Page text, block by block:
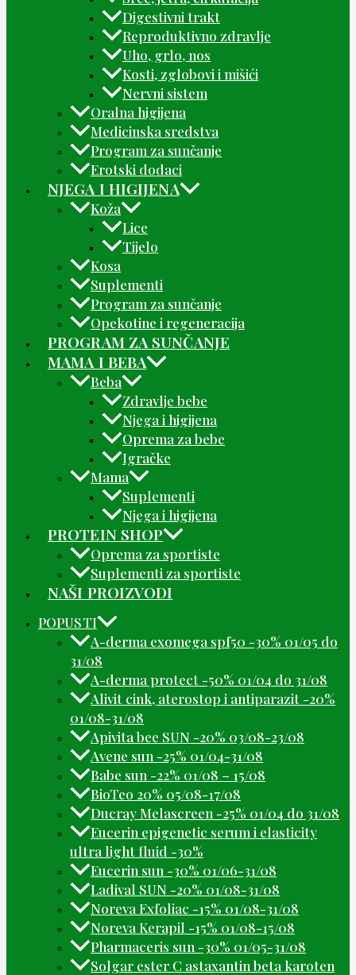
Digestivni trakt
Reproduktivno zdravlje
Uho, grlo, nos
Kosti, zglobovi i mišići
Nervni sistem
Oralna higijena
Medicinska sredstva
Program za sunčanje
Erotski dodaci
NJEGA I HIGIJENA
Koža
Lice
Tijelo
Kosa
Suplementi
Program za sunčanje
Opekotine i regeneracija
PROGRAM ZA SUNČANJE
MAMA I BEBA
Beba
Zdravlje bebe
Njega i higijena
Oprema za bebe
Igračke
Mama
Suplementi
Njega i higijena
PROTEIN SHOP
Oprema za sportiste
Suplementi za sportiste
NAŠI PROIZVODI
POPUSTI
A-derma exomega spf50 -30% 01/05 do
31/08
A-derma protect -50% 01/04 do 31/08
Alivit cink, aterostop i antiparazit -20%
01/08-31/08
Apivita bee SUN -20% 03/08-23/08
Avene sun -25% 01/04-31/08
Babe sun -22% 01/08 – 15/08
BioTeo 20% 05/08-17/08
Ducray Melascreen -25% 01/04 do 31/08
Eucerin epigenetic serum i elasticity
ultra light fluid -30%
Eucerin sun -30% 01/06-31/08
Ladival SUN -20% 01/08-31/08
Noreva Exfoliac -15% 01/08-31/08
Noreva Kerapil -15% 01/08-15/08
Pharmaceris sun -30% 01/05-31/08
Solgar ester C astaxantin beta karoten